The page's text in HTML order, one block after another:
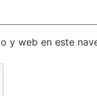
y web en este